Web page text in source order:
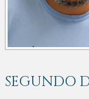
SEGUNDO